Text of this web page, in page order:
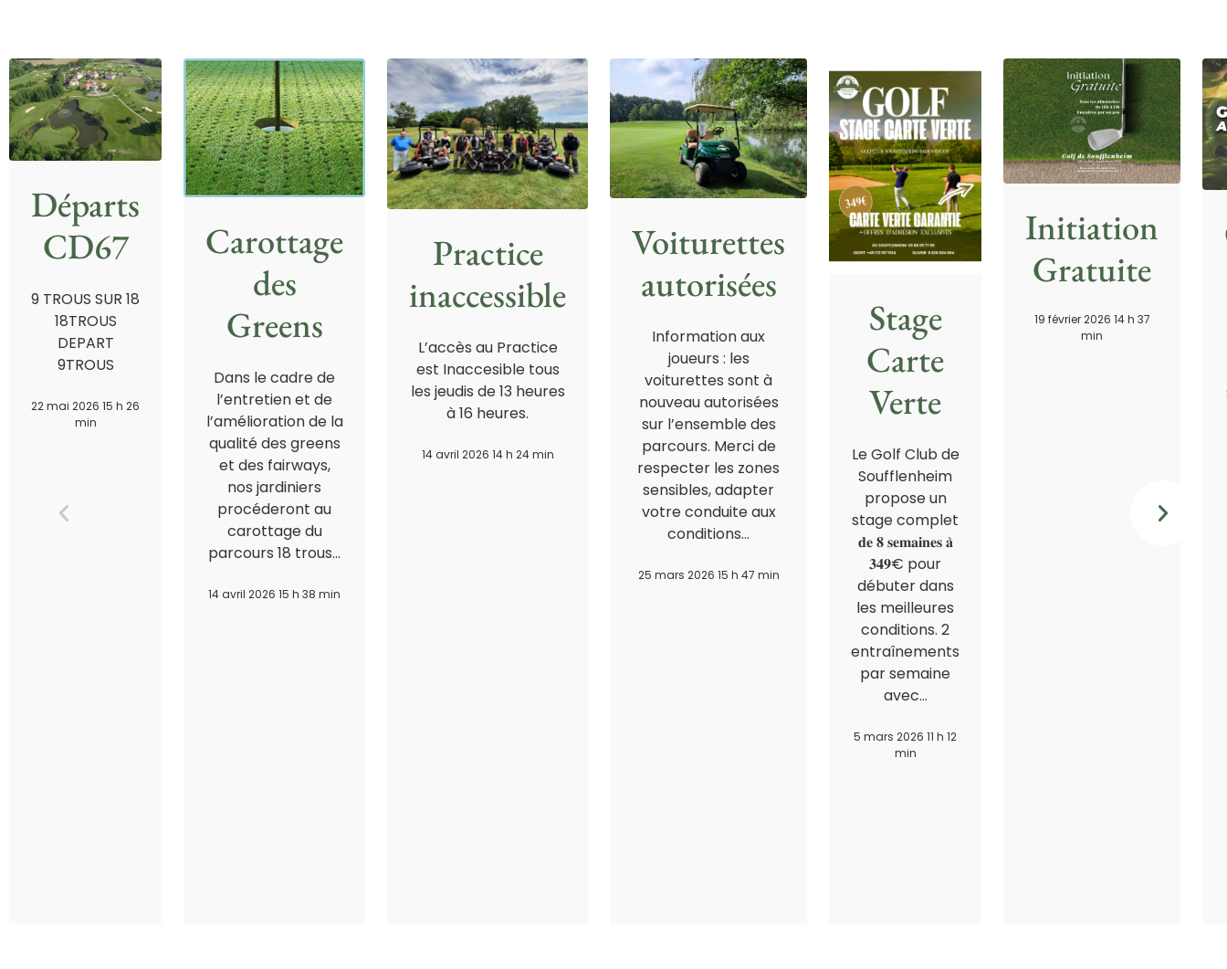
Départs
CD67
9 TROUS SUR 18
18TROUS
DEPART
9TROUS
22 mai 2026 15 h 26
min
Carottage
des
Greens
Dans le cadre de
l’entretien et de
l’amélioration de la
qualité des greens
et des fairways,
nos jardiniers
procéderont au
carottage du
parcours 18 trous…
14 avril 2026 15 h 38 min
Practice
inaccessible
L’accès au Practice
est Inaccesible tous
les jeudis de 13 heures
à 16 heures.
14 avril 2026 14 h 24 min
Voiturettes
autorisées
Information aux
joueurs : les
voiturettes sont à
nouveau autorisées
sur l’ensemble des
parcours. Merci de
respecter les zones
sensibles, adapter
votre conduite aux
conditions…
25 mars 2026 15 h 47 min
Stage
Carte
Verte
Le Golf Club de
Soufflenheim
propose un
stage complet
𝐝𝐞 𝟖 𝐬𝐞𝐦𝐚𝐢𝐧𝐞𝐬 𝐚̀
𝟑𝟒𝟗€ pour
débuter dans
les meilleures
conditions. 2
entraînements
par semaine
avec…
5 mars 2026 11 h 12
min
Initiation
Gratuite
19 février 2026 14 h 37
min